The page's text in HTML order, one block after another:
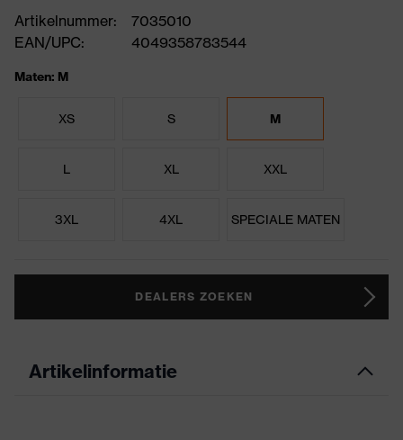
Artikelnummer:
7035010
EAN/UPC:
4049358783544
Maten: M
XS S M
L XL XXL
3XL 4XL SPECIALE MATEN
DEALERS ZOEKEN
Artikelinformatie